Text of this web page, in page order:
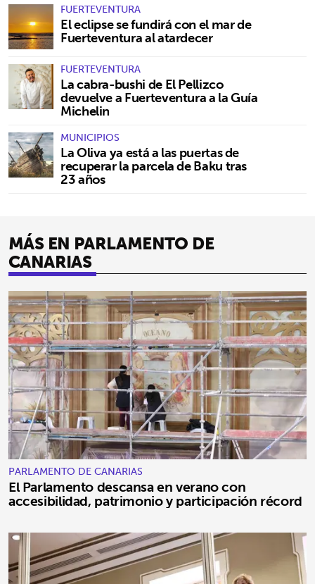
FUERTEVENTURA
El eclipse se fundirá con el mar de
Fuerteventura al atardecer
FUERTEVENTURA
La cabra-bushi de El Pellizco
devuelve a Fuerteventura a la Guía
Michelin
MUNICIPIOS
La Oliva ya está a las puertas de
recuperar la parcela de Baku tras
23 años
MÁS EN PARLAMENTO DE
CANARIAS
PARLAMENTO DE CANARIAS
El Parlamento descansa en verano con
accesibilidad, patrimonio y participación récord